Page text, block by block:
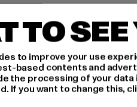
TO
to improve your use
based contents and
the processing of your
If you want to change this,